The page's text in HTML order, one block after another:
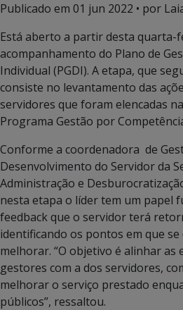
Publicado em 01 jun 2022 • por
Está aberto a partir desta quarta-
acompanhamento do Plano de
Individual (PGDI). A etapa, que
consiste no levantamento das
servidores que foram elencadas
Programa Gestão por
Conforme a coordenadora de
Desenvolvimento do Servidor da
Administração e
nesta etapa o líder tem um papel
feedback que o servidor terá
identificando os pontos em que se
melhorar. “O objetivo é alinhar as
gestores com a dos servidores,
melhorar o serviço prestado
públicos”, ressaltou.